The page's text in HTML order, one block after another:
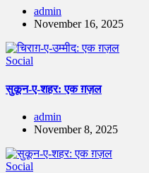
admin
November 16, 2025
Social
सुकून-ए-शहर: एक ग़ज़ल
admin
November 8, 2025
Social